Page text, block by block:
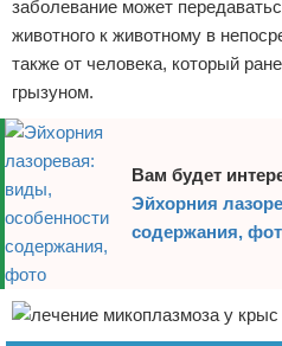
заболевание может
животного к животному в
также от человека, который
грызуном.
Вам будет
Эйхорния
содержания,